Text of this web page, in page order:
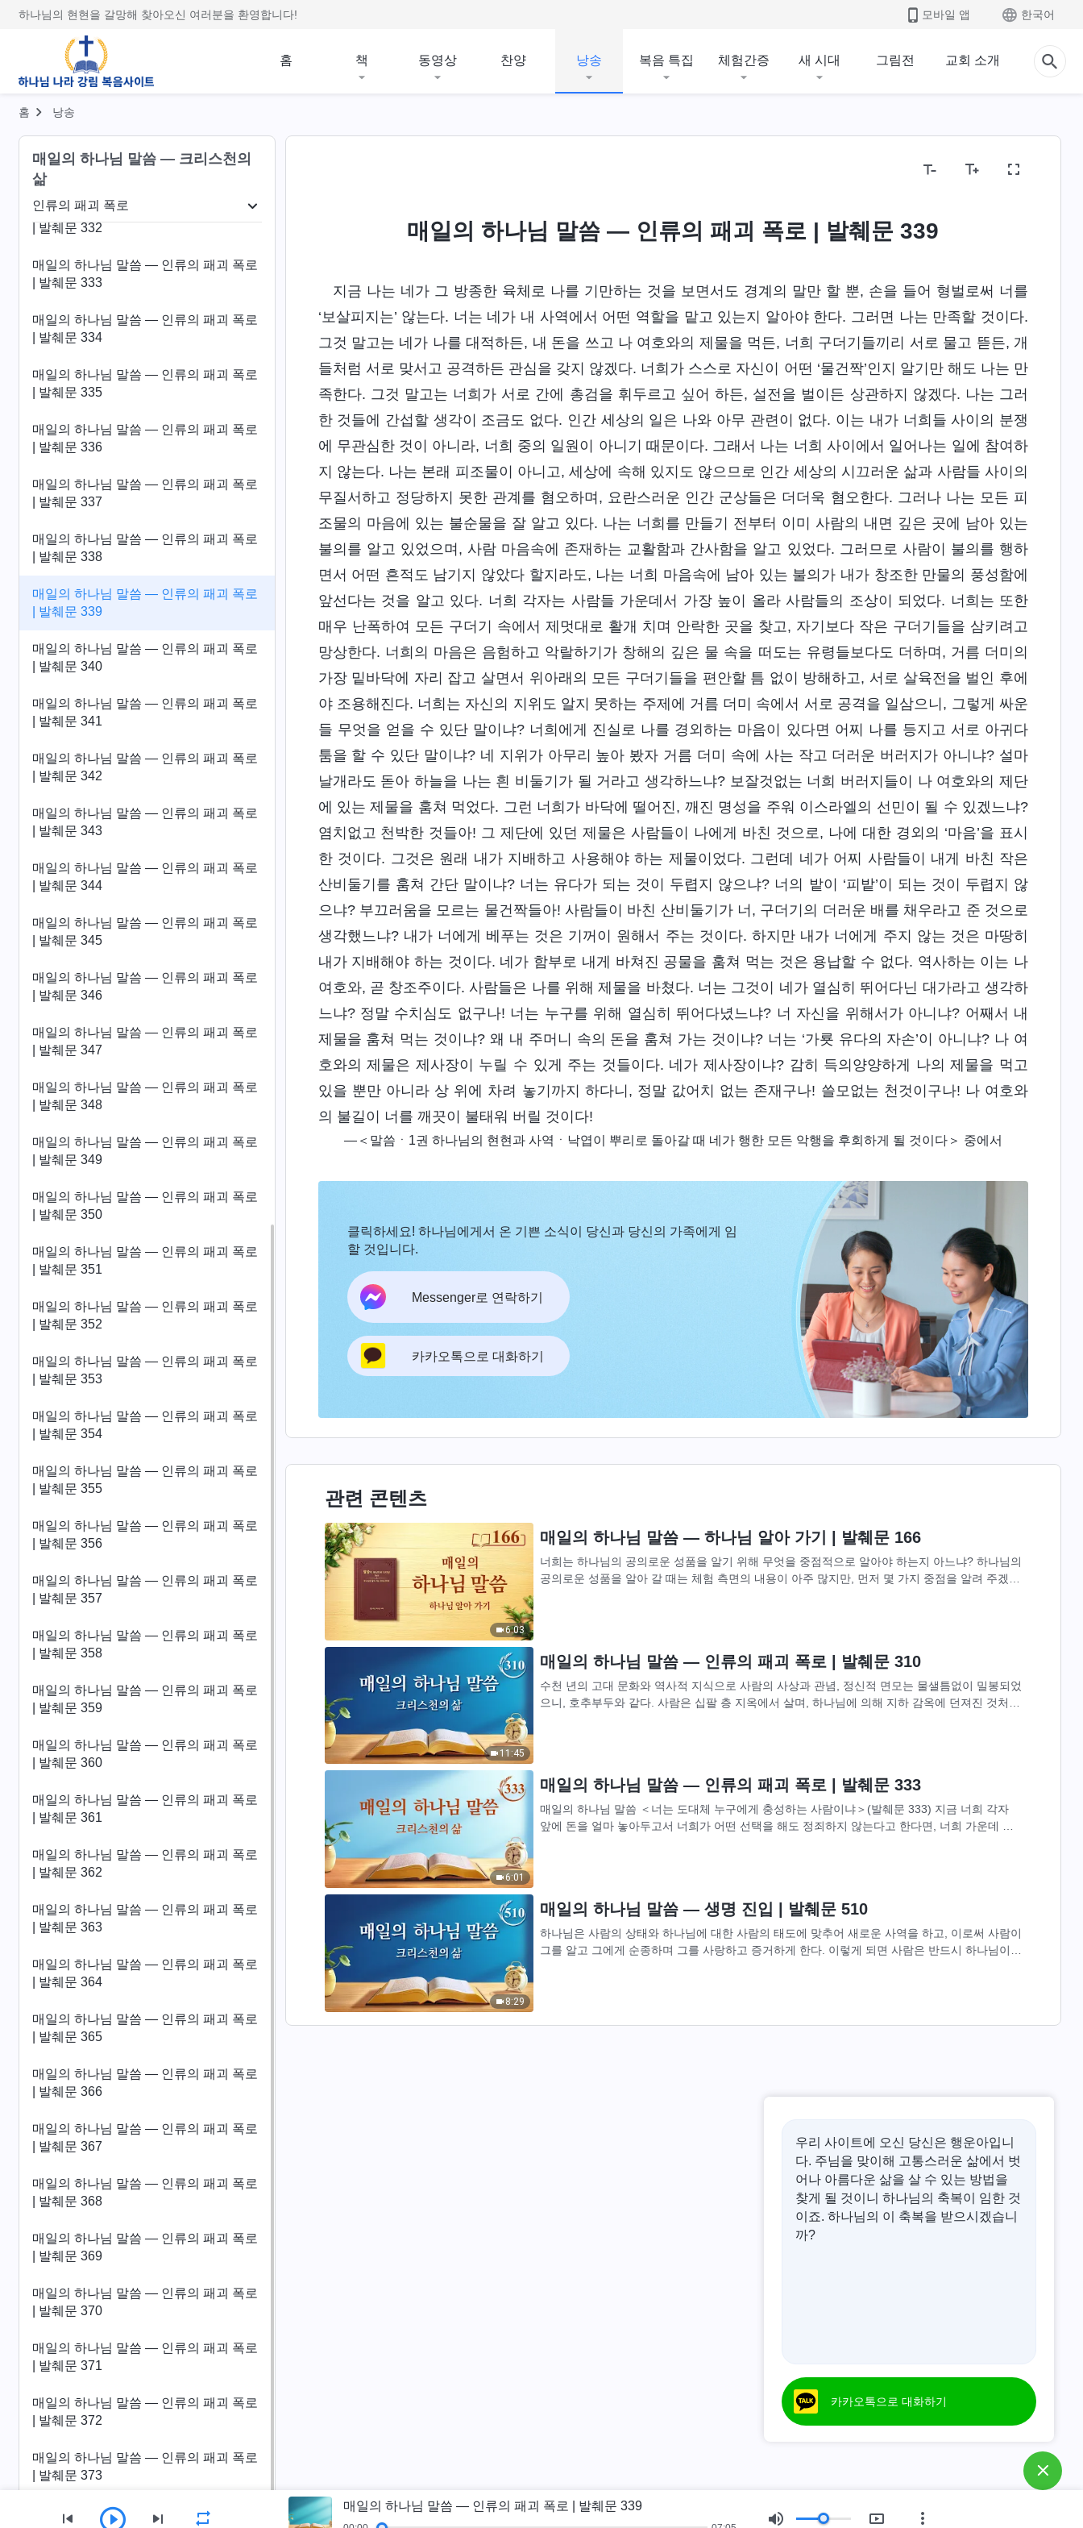
하나님의 현현을 갈망해 찾아오신 여러분을 환영합니다! 모바일 앱 한국어
홈 책 동영상 찬양 낭송 복음 특집 체험간증 새 시대 그림전 교회 소개
홈 낭송
매일의 하나님 말씀 ― 크리스천의
삶
인류의 패괴 폭로
념 폭로 인류의 패괴 폭로 생명 진입
| 발췌문 328
매일의 하나님 말씀 ― 인류의 패괴 폭로
| 발췌문 329
| 발췌문 330
매일의 하나님 말씀 ― 인류의 패괴 폭로
| 발췌문 331
매일의 하나님 말씀 ― 인류의 패괴 폭로
| 발췌문 332
매일의 하나님 말씀 ― 인류의 패괴 폭로
| 발췌문 333
매일의 하나님 말씀 ― 인류의 패괴 폭로
| 발췌문 334
매일의 하나님 말씀 ― 인류의 패괴 폭로
| 발췌문 335
매일의 하나님 말씀 ― 인류의 패괴 폭로
| 발췌문 336
매일의 하나님 말씀 ― 인류의 패괴 폭로
| 발췌문 337
매일의 하나님 말씀 ― 인류의 패괴 폭로
| 발췌문 338
매일의 하나님 말씀 ― 인류의 패괴 폭로
| 발췌문 339
매일의 하나님 말씀 ― 인류의 패괴 폭로
| 발췌문 340
매일의 하나님 말씀 ― 인류의 패괴 폭로
| 발췌문 341
매일의 하나님 말씀 ― 인류의 패괴 폭로
| 발췌문 342
매일의 하나님 말씀 ― 인류의 패괴 폭로
| 발췌문 343
매일의 하나님 말씀 ― 인류의 패괴 폭로
| 발췌문 344
매일의 하나님 말씀 ― 인류의 패괴 폭로
| 발췌문 345
매일의 하나님 말씀 ― 인류의 패괴 폭로
| 발췌문 346
매일의 하나님 말씀 ― 인류의 패괴 폭로
| 발췌문 347
매일의 하나님 말씀 ― 인류의 패괴 폭로
| 발췌문 348
매일의 하나님 말씀 ― 인류의 패괴 폭로
| 발췌문 349
매일의 하나님 말씀 ― 인류의 패괴 폭로
| 발췌문 350
매일의 하나님 말씀 ― 인류의 패괴 폭로
| 발췌문 351
매일의 하나님 말씀 ― 인류의 패괴 폭로
| 발췌문 352
매일의 하나님 말씀 ― 인류의 패괴 폭로
| 발췌문 353
매일의 하나님 말씀 ― 인류의 패괴 폭로
| 발췌문 354
매일의 하나님 말씀 ― 인류의 패괴 폭로
| 발췌문 355
매일의 하나님 말씀 ― 인류의 패괴 폭로
| 발췌문 356
매일의 하나님 말씀 ― 인류의 패괴 폭로
| 발췌문 357
매일의 하나님 말씀 ― 인류의 패괴 폭로
| 발췌문 358
매일의 하나님 말씀 ― 인류의 패괴 폭로
| 발췌문 359
매일의 하나님 말씀 ― 인류의 패괴 폭로
| 발췌문 360
매일의 하나님 말씀 ― 인류의 패괴 폭로
| 발췌문 361
매일의 하나님 말씀 ― 인류의 패괴 폭로
| 발췌문 362
매일의 하나님 말씀 ― 인류의 패괴 폭로
| 발췌문 363
매일의 하나님 말씀 ― 인류의 패괴 폭로
| 발췌문 364
매일의 하나님 말씀 ― 인류의 패괴 폭로
| 발췌문 365
매일의 하나님 말씀 ― 인류의 패괴 폭로
| 발췌문 366
매일의 하나님 말씀 ― 인류의 패괴 폭로
| 발췌문 367
매일의 하나님 말씀 ― 인류의 패괴 폭로
| 발췌문 368
매일의 하나님 말씀 ― 인류의 패괴 폭로
| 발췌문 369
매일의 하나님 말씀 ― 인류의 패괴 폭로
| 발췌문 370
매일의 하나님 말씀 ― 인류의 패괴 폭로
| 발췌문 371
매일의 하나님 말씀 ― 인류의 패괴 폭로
| 발췌문 372
매일의 하나님 말씀 ― 인류의 패괴 폭로
| 발췌문 373
매일의 하나님 말씀 ― 인류의 패괴 폭로 | 발췌문 339
지금 나는 네가 그 방종한 육체로 나를 기만하는 것을 보면서도 경계의 말만 할 뿐, 손을 들어 형벌로써 너를
‘보살피지는’ 않는다. 너는 네가 내 사역에서 어떤 역할을 맡고 있는지 알아야 한다. 그러면 나는 만족할 것이다.
그것 말고는 네가 나를 대적하든, 내 돈을 쓰고 나 여호와의 제물을 먹든, 너희 구더기들끼리 서로 물고 뜯든, 개
들처럼 서로 맞서고 공격하든 관심을 갖지 않겠다. 너희가 스스로 자신이 어떤 ‘물건짝’인지 알기만 해도 나는 만
족한다. 그것 말고는 너희가 서로 간에 총검을 휘두르고 싶어 하든, 설전을 벌이든 상관하지 않겠다. 나는 그러
한 것들에 간섭할 생각이 조금도 없다. 인간 세상의 일은 나와 아무 관련이 없다. 이는 내가 너희들 사이의 분쟁
에 무관심한 것이 아니라, 너희 중의 일원이 아니기 때문이다. 그래서 나는 너희 사이에서 일어나는 일에 참여하
지 않는다. 나는 본래 피조물이 아니고, 세상에 속해 있지도 않으므로 인간 세상의 시끄러운 삶과 사람들 사이의
무질서하고 정당하지 못한 관계를 혐오하며, 요란스러운 인간 군상들은 더더욱 혐오한다. 그러나 나는 모든 피
조물의 마음에 있는 불순물을 잘 알고 있다. 나는 너희를 만들기 전부터 이미 사람의 내면 깊은 곳에 남아 있는
불의를 알고 있었으며, 사람 마음속에 존재하는 교활함과 간사함을 알고 있었다. 그러므로 사람이 불의를 행하
면서 어떤 흔적도 남기지 않았다 할지라도, 나는 너희 마음속에 남아 있는 불의가 내가 창조한 만물의 풍성함에
앞선다는 것을 알고 있다. 너희 각자는 사람들 가운데서 가장 높이 올라 사람들의 조상이 되었다. 너희는 또한
매우 난폭하여 모든 구더기 속에서 제멋대로 활개 치며 안락한 곳을 찾고, 자기보다 작은 구더기들을 삼키려고
망상한다. 너희의 마음은 음험하고 악랄하기가 창해의 깊은 물 속을 떠도는 유령들보다도 더하며, 거름 더미의
가장 밑바닥에 자리 잡고 살면서 위아래의 모든 구더기들을 편안할 틈 없이 방해하고, 서로 살육전을 벌인 후에
야 조용해진다. 너희는 자신의 지위도 알지 못하는 주제에 거름 더미 속에서 서로 공격을 일삼으니, 그렇게 싸운
들 무엇을 얻을 수 있단 말이냐? 너희에게 진실로 나를 경외하는 마음이 있다면 어찌 나를 등지고 서로 아귀다
툼을 할 수 있단 말이냐? 네 지위가 아무리 높아 봤자 거름 더미 속에 사는 작고 더러운 버러지가 아니냐? 설마
날개라도 돋아 하늘을 나는 흰 비둘기가 될 거라고 생각하느냐? 보잘것없는 너희 버러지들이 나 여호와의 제단
에 있는 제물을 훔쳐 먹었다. 그런 너희가 바닥에 떨어진, 깨진 명성을 주워 이스라엘의 선민이 될 수 있겠느냐?
염치없고 천박한 것들아! 그 제단에 있던 제물은 사람들이 나에게 바친 것으로, 나에 대한 경외의 ‘마음’을 표시
한 것이다. 그것은 원래 내가 지배하고 사용해야 하는 제물이었다. 그런데 네가 어찌 사람들이 내게 바친 작은
산비둘기를 훔쳐 간단 말이냐? 너는 유다가 되는 것이 두렵지 않으냐? 너의 밭이 ‘피밭’이 되는 것이 두렵지 않
으냐? 부끄러움을 모르는 물건짝들아! 사람들이 바친 산비둘기가 너, 구더기의 더러운 배를 채우라고 준 것으로
생각했느냐? 내가 너에게 베푸는 것은 기꺼이 원해서 주는 것이다. 하지만 내가 너에게 주지 않는 것은 마땅히
내가 지배해야 하는 것이다. 네가 함부로 내게 바쳐진 공물을 훔쳐 먹는 것은 용납할 수 없다. 역사하는 이는 나
여호와, 곧 창조주이다. 사람들은 나를 위해 제물을 바쳤다. 너는 그것이 네가 열심히 뛰어다닌 대가라고 생각하
느냐? 정말 수치심도 없구나! 너는 누구를 위해 열심히 뛰어다녔느냐? 너 자신을 위해서가 아니냐? 어째서 내
제물을 훔쳐 먹는 것이냐? 왜 내 주머니 속의 돈을 훔쳐 가는 것이냐? 너는 ‘가룟 유다의 자손’이 아니냐? 나 여
호와의 제물은 제사장이 누릴 수 있게 주는 것들이다. 네가 제사장이냐? 감히 득의양양하게 나의 제물을 먹고
있을 뿐만 아니라 상 위에 차려 놓기까지 하다니, 정말 값어치 없는 존재구나! 쓸모없는 천것이구나! 나 여호와
의 불길이 너를 깨끗이 불태워 버릴 것이다!
―＜말씀ㆍ1권 하나님의 현현과 사역ㆍ낙엽이 뿌리로 돌아갈 때 네가 행한 모든 악행을 후회하게 될 것이다＞ 중에서
클릭하세요! 하나님에게서 온 기쁜 소식이 당신과 당신의 가족에게 임
할 것입니다.
Messenger로 연락하기
카카오톡으로 대화하기
관련 콘텐츠
6:03
매일의 하나님 말씀 ― 하나님 알아 가기 | 발췌문 166
너희는 하나님의 공의로운 성품을 알기 위해 무엇을 중점적으로 알아야 하는지 아느냐? 하나님의
공의로운 성품을 알아 갈 때는 체험 측면의 내용이 아주 많지만, 먼저 몇 가지 중점을 알려 주겠
11:45
매일의 하나님 말씀 ― 인류의 패괴 폭로 | 발췌문 310
수천 년의 고대 문화와 역사적 지식으로 사람의 사상과 관념, 정신적 면모는 물샐틈없이 밀봉되었
으니, 호추부두와 같다. 사람은 십팔 층 지옥에서 살며, 하나님에 의해 지하 감옥에 던져진 것처럼
6:01
매일의 하나님 말씀 ― 인류의 패괴 폭로 | 발췌문 333
매일의 하나님 말씀 ＜너는 도대체 누구에게 충성하는 사람이냐＞(발췌문 333) 지금 너희 각자
앞에 돈을 얼마 놓아두고서 너희가 어떤 선택을 해도 정죄하지 않는다고 한다면, 너희 가운데 많
8:29
매일의 하나님 말씀 ― 생명 진입 | 발췌문 510
하나님은 사람의 상태와 하나님에 대한 사람의 태도에 맞추어 새로운 사역을 하고, 이로써 사람이
그를 알고 그에게 순종하며 그를 사랑하고 증거하게 한다. 이렇게 되면 사람은 반드시 하나님이
우리 사이트에 오신 당신은 행운아입니
다. 주님을 맞이해 고통스러운 삶에서 벗
어나 아름다운 삶을 살 수 있는 방법을
찾게 될 것이니 하나님의 축복이 임한 것
이죠. 하나님의 이 축복을 받으시겠습니
까?
카카오톡으로 대화하기
매일의 하나님 말씀 ― 인류의 패괴 폭로 | 발췌문 339